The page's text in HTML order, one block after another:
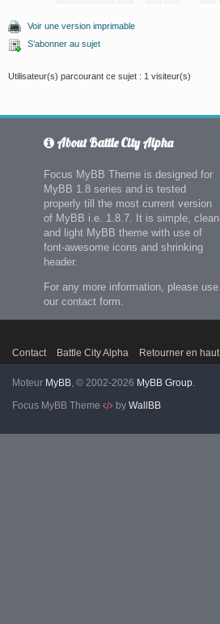
Voir une version imprimable
S’abonner au sujet
Utilisateur(s) parcourant ce sujet : 1 visiteur(s)
About Battle City Alpha
Focus MyBB Theme is designed for
MyBB 1.8 series and is tested
properly till the most current version
of MyBB i.e. 1.8.7. It is simple, clean
and light MyBB theme with use of
font-awesome icons and shrinking
header.
For any more information, please use
our contact form.
Contact Battle City Alpha Retourner en haut
Moteur MyBB, © 2002-2026 MyBB Group.
Focus MyBB Theme
by WallBB